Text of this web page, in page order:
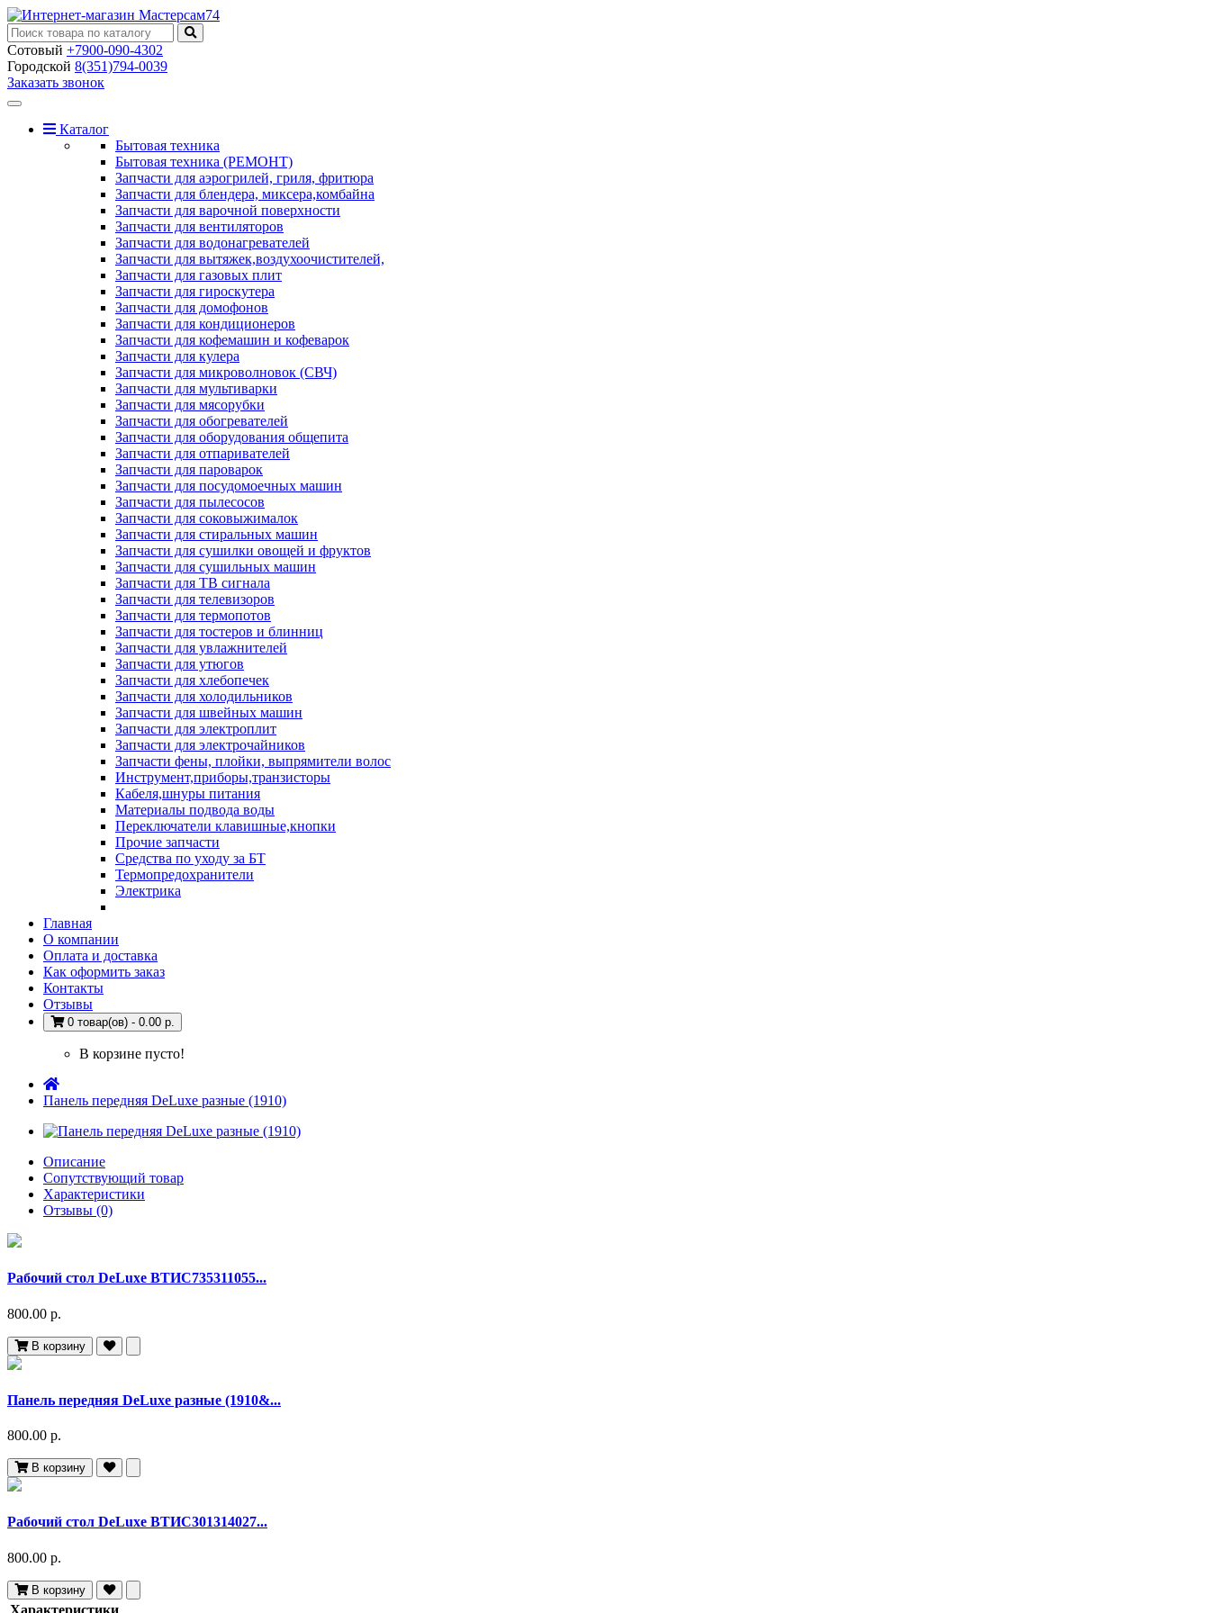
Сотовый +7900-090-4302
Городской 8(351)794-0039
Заказать звонок
Toggle
navigationКаталог
Бытовая техника
Бытовая техника (РЕМОНТ)
Запчасти для аэрогрилей, гриля, фритюра
Запчасти для блендера, миксера,комбайна
Запчасти для варочной поверхности
Запчасти для вентиляторов
Запчасти для водонагревателей
Запчасти для вытяжек,воздухоочистителей,
Запчасти для газовых плит
Запчасти для гироскутера
Запчасти для домофонов
Запчасти для кондиционеров
Запчасти для кофемашин и кофеварок
Запчасти для кулера
Запчасти для микроволновок (СВЧ)
Запчасти для мультиварки
Запчасти для мясорубки
Запчасти для обогревателей
Запчасти для оборудования общепита
Запчасти для отпаривателей
Запчасти для пароварок
Запчасти для посудомоечных машин
Запчасти для пылесосов
Запчасти для соковыжималок
Запчасти для стиральных машин
Запчасти для сушилки овощей и фруктов
Запчасти для сушильных машин
Запчасти для ТВ сигнала
Запчасти для телевизоров
Запчасти для термопотов
Запчасти для тостеров и блинниц
Запчасти для увлажнителей
Запчасти для утюгов
Запчасти для хлебопечек
Запчасти для холодильников
Запчасти для швейных машин
Запчасти для электроплит
Запчасти для электрочайников
Запчасти фены, плойки, выпрямители волос
Инструмент,приборы,транзисторы
Кабеля,шнуры питания
Материалы подвода воды
Переключатели клавишные,кнопки
Прочие запчасти
Средства по уходу за БТ
Термопредохранители
Электрика
Главная
О компании
Оплата и доставка
Как оформить заказ
Контакты
Отзывы
0 товар(ов) - 0.00 р.
В корзине пусто!
Панель передняя DeLuxe разные (1910)
Описание
Сопутствующий товар
Характеристики
Отзывы (0)
Рабочий стол DeLuxe ВТИС735311055...
800.00 р.
В корзину
Панель передняя DeLuxe разные (1910&...
800.00 р.
В корзину
Рабочий стол DeLuxe ВТИС301314027...
800.00 р.
В корзину
Характеристики